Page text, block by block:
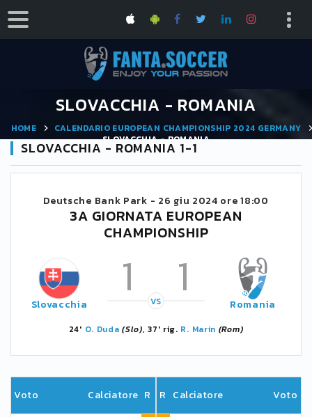
SLOVACCHIA - ROMANIA
HOME
CALENDARIO EUROPEAN CHAMPIONSHIP 2024 GERMANY
SLOVACCHIA - ROMANIA
SLOVACCHIA - ROMANIA 1-1
Deutsche Bank Park - 26 giu 2024 ore 18:00
3A GIORNATA EUROPEAN
CHAMPIONSHIP
Slovacchia 1 1
VS Romania
24' O. Duda (Slo), 37' rig. R. Marin (Rom)
Voto Calciatore R R Calciatore Voto